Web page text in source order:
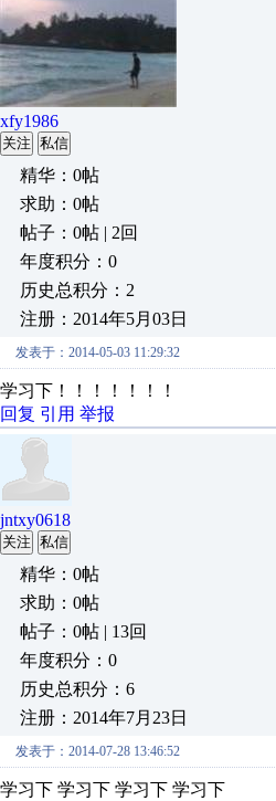
xfy1986
关注 私信
精华：0帖
求助：0帖
帖子：0帖 | 2回
年度积分：0
历史总积分：2
注册：2014年5月03日
发表于：2014-05-03 11:29:32
学习下！！！！！！！
回复 引用 举报
jntxy0618
关注 私信
精华：0帖
求助：0帖
帖子：0帖 | 13回
年度积分：0
历史总积分：6
注册：2014年7月23日
发表于：2014-07-28 13:46:52
学习下 学习下 学习下 学习下